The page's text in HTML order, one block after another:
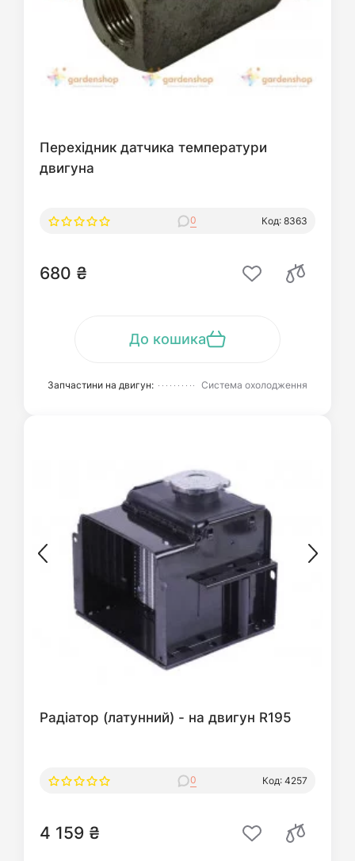
Перехідник датчика температури
двигуна
0 Код: 8363
680 ₴
До кошика
Запчастини на двигун: Система охолодження
Радіатор (латунний) - на двигун R195
0 Код: 4257
4 159 ₴